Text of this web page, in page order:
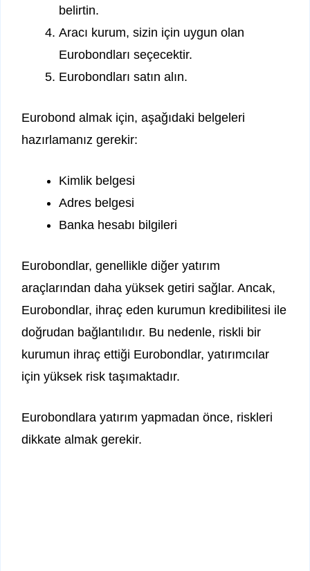
belirtin.
Aracı kurum, sizin için uygun olan
Eurobondları seçecektir.
Eurobondları satın alın.
Eurobond almak için, aşağıdaki belgeleri
hazırlamanız gerekir:
Kimlik belgesi
Adres belgesi
Banka hesabı bilgileri
Eurobondlar, genellikle diğer yatırım
araçlarından daha yüksek getiri sağlar. Ancak,
Eurobondlar, ihraç eden kurumun kredibilitesi ile
doğrudan bağlantılıdır. Bu nedenle, riskli bir
kurumun ihraç ettiği Eurobondlar, yatırımcılar
için yüksek risk taşımaktadır.
Eurobondlara yatırım yapmadan önce, riskleri
dikkate almak gerekir.